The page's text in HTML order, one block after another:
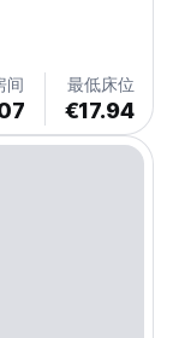
间 最低床位
€17.94